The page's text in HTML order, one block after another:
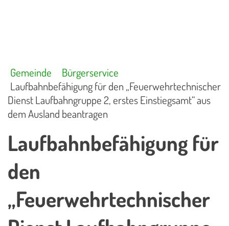
Gemeinde
Bürgerservice
Laufbahnbefähigung für den „Feuerwehrtechnischer
Dienst Laufbahngruppe 2, erstes Einstiegsamt“ aus
dem Ausland beantragen
Laufbahnbefähigung für
den
„Feuerwehrtechnischer